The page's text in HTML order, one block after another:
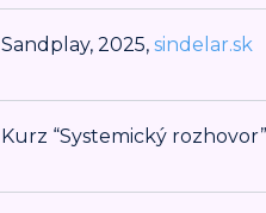
Sandplay, 2025, sindelar.sk
Kurz “Systemický